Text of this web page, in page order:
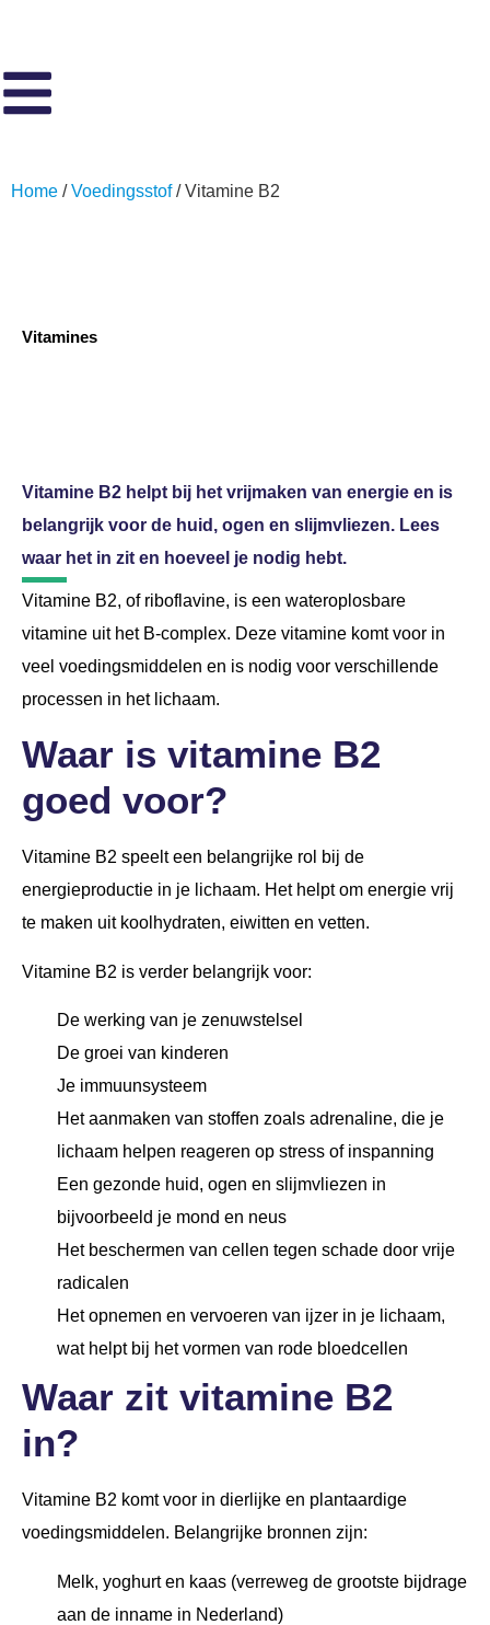
Home /Voedingsstof/ Vitamine B2
Vitamines
Vitamine B2 helpt bij het vrijmaken van energie en is
belangrijk voor de huid, ogen en slijmvliezen. Lees
waar het in zit en hoeveel je nodig hebt.
Vitamine B2, of riboflavine, is een wateroplosbare
vitamine uit het B-complex. Deze vitamine komt voor in
veel voedingsmiddelen en is nodig voor verschillende
processen in het lichaam.
Waar is vitamine B2
goed voor?
Vitamine B2 speelt een belangrijke rol bij de
energieproductie in je lichaam. Het helpt om energie vrij
te maken uit koolhydraten, eiwitten en vetten.
Vitamine B2 is verder belangrijk voor:
De werking van je zenuwstelsel
De groei van kinderen
Je immuunsysteem
Het aanmaken van stoffen zoals adrenaline, die je
lichaam helpen reageren op stress of inspanning
Een gezonde huid, ogen en slijmvliezen in
bijvoorbeeld je mond en neus
Het beschermen van cellen tegen schade door vrije
radicalen
Het opnemen en vervoeren van ijzer in je lichaam,
wat helpt bij het vormen van rode bloedcellen
Waar zit vitamine B2
in?
Vitamine B2 komt voor in dierlijke en plantaardige
voedingsmiddelen. Belangrijke bronnen zijn:
Melk, yoghurt en kaas (verreweg de grootste bijdrage
aan de inname in Nederland)